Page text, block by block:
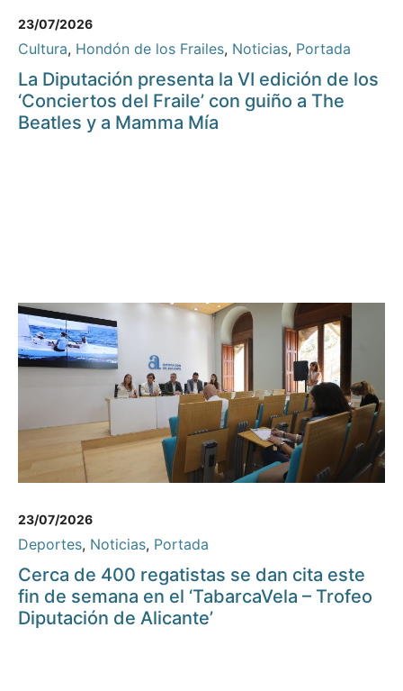
23/07/2026
Cultura, Hondón de los Frailes, Noticias, Portada
La Diputación presenta la VI edición de los
‘Conciertos del Fraile’ con guiño a The
Beatles y a Mamma Mía
23/07/2026
Deportes, Noticias, Portada
Cerca de 400 regatistas se dan cita este
fin de semana en el ‘TabarcaVela – Trofeo
Diputación de Alicante’